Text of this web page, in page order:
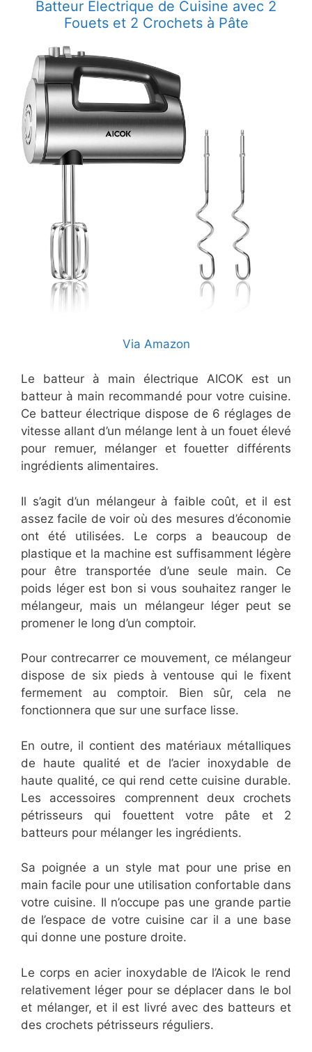
Batteur Électrique de Cuisine avec 2
Fouets et 2 Crochets à Pâte
Via Amazon
Le batteur à main électrique AICOK est un
batteur à main recommandé pour votre cuisine.
Ce batteur électrique dispose de 6 réglages de
vitesse allant d’un mélange lent à un fouet élevé
pour remuer, mélanger et fouetter différents
ingrédients alimentaires.
Il s’agit d’un mélangeur à faible coût, et il est
assez facile de voir où des mesures d’économie
ont été utilisées. Le corps a beaucoup de
plastique et la machine est suffisamment légère
pour être transportée d’une seule main. Ce
poids léger est bon si vous souhaitez ranger le
mélangeur, mais un mélangeur léger peut se
promener le long d’un comptoir.
Pour contrecarrer ce mouvement, ce mélangeur
dispose de six pieds à ventouse qui le fixent
fermement au comptoir. Bien sûr, cela ne
fonctionnera que sur une surface lisse.
En outre, il contient des matériaux métalliques
de haute qualité et de l’acier inoxydable de
haute qualité, ce qui rend cette cuisine durable.
Les accessoires comprennent deux crochets
pétrisseurs qui fouettent votre pâte et 2
batteurs pour mélanger les ingrédients.
Sa poignée a un style mat pour une prise en
main facile pour une utilisation confortable dans
votre cuisine. Il n’occupe pas une grande partie
de l’espace de votre cuisine car il a une base
qui donne une posture droite.
Le corps en acier inoxydable de l’Aicok le rend
relativement léger pour se déplacer dans le bol
et mélanger, et il est livré avec des batteurs et
des crochets pétrisseurs réguliers.